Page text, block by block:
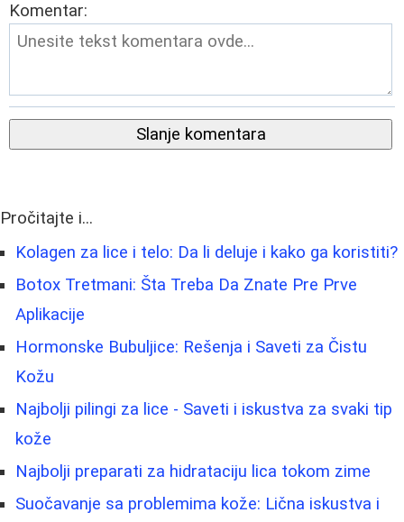
Komentar:
Slanje komentara
Pročitajte i...
Kolagen za lice i telo: Da li deluje i kako ga koristiti?
Botox Tretmani: Šta Treba Da Znate Pre Prve
Aplikacije
Hormonske Bubuljice: Rešenja i Saveti za Čistu
Kožu
Najbolji pilingi za lice - Saveti i iskustva za svaki tip
kože
Najbolji preparati za hidrataciju lica tokom zime
Suočavanje sa problemima kože: Lična iskustva i